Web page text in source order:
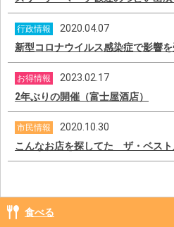
行政情報
2020.04.07
新型コロナウイルス感染症で影響
お得情報
2023.02.17
2年ぶりの開催（富士屋酒店）
市民情報
2020.10.30
こんなお店を探してた ザ・ベスト
食べる